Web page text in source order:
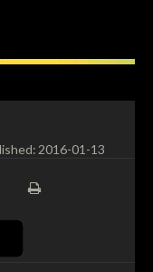
2016-01-13